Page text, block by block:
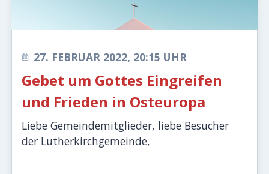
27. FEBRUAR 2022, 20:15 UHR
Gebet um Gottes Eingreifen
und Frieden in Osteuropa
Liebe Gemeindemitglieder, liebe Besucher
der Lutherkirchgemeinde,